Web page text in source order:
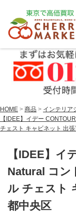
HOME > 商品 > インテリア
【IDEE】イデー
チェスト キャビネット 出
【IDEE】イ
Natural コン
ル チェスト
都中央区